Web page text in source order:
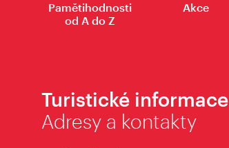
Pamětihodnosti
od A do Z
Akce
Turistické informace
Adresy a kontakty